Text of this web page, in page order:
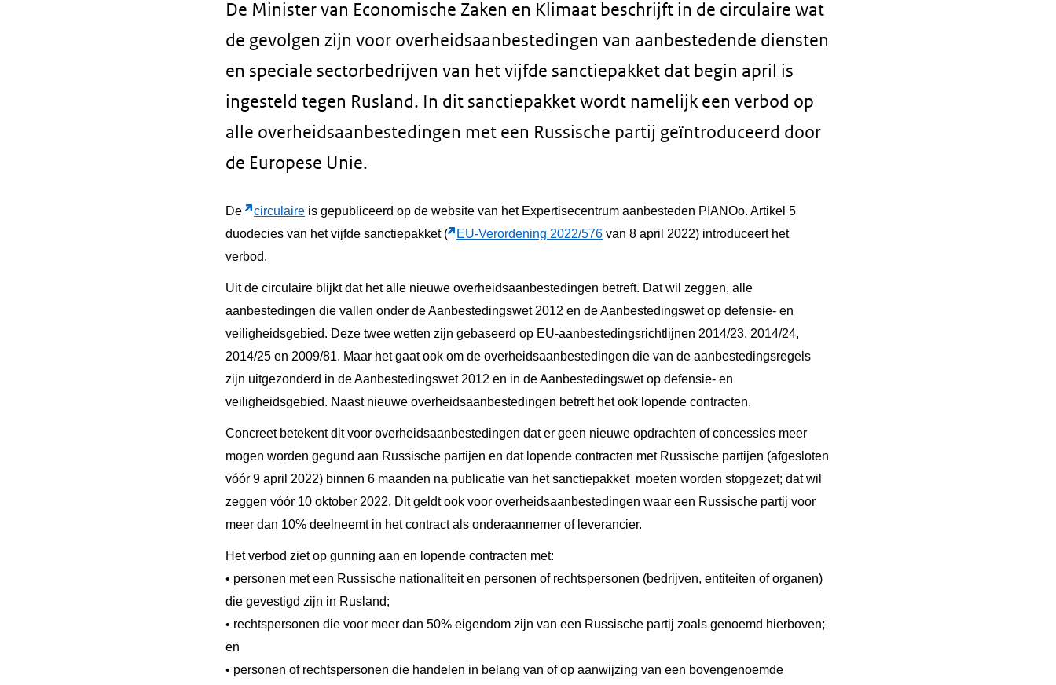
De Minister van Economische Zaken en Klimaat beschrijft in de circulaire wat
de gevolgen zijn voor overheidsaanbestedingen van aanbestedende diensten
en speciale sectorbedrijven van het vijfde sanctiepakket dat begin april is
ingesteld tegen Rusland. In dit sanctiepakket wordt namelijk een verbod op
alle overheidsaanbestedingen met een Russische partij geïntroduceerd door
de Europese Unie.
De circulaire is gepubliceerd op de website van het Expertisecentrum aanbesteden PIANOo. Artikel 5
duodecies van het vijfde sanctiepakket (
EU-Verordening 2022/576 van 8 april 2022) introduceert het
verbod.
Uit de circulaire blijkt dat het alle nieuwe overheidsaanbestedingen betreft. Dat wil zeggen, alle
aanbestedingen die vallen onder de Aanbestedingswet 2012 en de Aanbestedingswet op defensie- en
veiligheidsgebied. Deze twee wetten zijn gebaseerd op EU-aanbestedingsrichtlijnen 2014/23, 2014/24,
2014/25 en 2009/81. Maar het gaat ook om de overheidsaanbestedingen die van de aanbestedingsregels
zijn uitgezonderd in de Aanbestedingswet 2012 en in de Aanbestedingswet op defensie- en
veiligheidsgebied. Naast nieuwe overheidsaanbestedingen betreft het ook lopende contracten.
Concreet betekent dit voor overheidsaanbestedingen dat er geen nieuwe opdrachten of concessies meer
mogen worden gegund aan Russische partijen en dat lopende contracten met Russische partijen (afgesloten
vóór 9 april 2022) binnen 6 maanden na publicatie van het sanctiepakket moeten worden stopgezet; dat wil
zeggen vóór 10 oktober 2022. Dit geldt ook voor overheidsaanbestedingen waar een Russische partij voor
meer dan 10% deelneemt in het contract als onderaannemer of leverancier.
Het verbod ziet op gunning aan en lopende contracten met:
• personen met een Russische nationaliteit en personen of rechtspersonen (bedrijven, entiteiten of organen)
die gevestigd zijn in Rusland;
• rechtspersonen die voor meer dan 50% eigendom zijn van een Russische partij zoals genoemd hierboven;
en
• personen of rechtspersonen die handelen in belang van of op aanwijzing van een bovengenoemde